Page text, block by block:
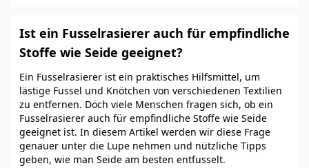
Ist ein Fusselrasierer auch für empfindliche
Stoffe wie Seide geeignet?
Ein Fusselrasierer ist ein praktisches Hilfsmittel, um
lästige Fussel und Knötchen von verschiedenen Textilien
zu entfernen. Doch viele Menschen fragen sich, ob ein
Fusselrasierer auch für empfindliche Stoffe wie Seide
geeignet ist. In diesem Artikel werden wir diese Frage
genauer unter die Lupe nehmen und nützliche Tipps
geben, wie man Seide am besten entfusselt.